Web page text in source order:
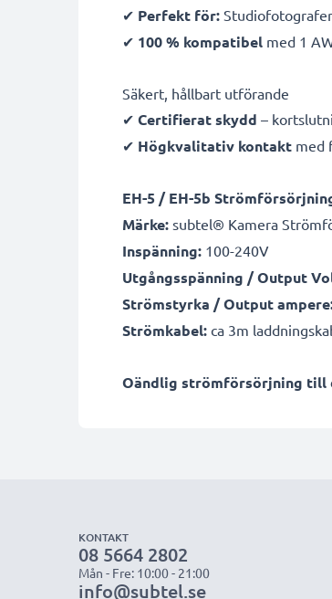
✔ Perfekt för:
✔ 100 % kompatibel med 1
Säkert, hållbart utförande
✔ Certifierat skydd –
✔ Högkvalitativ kontakt med
EH-5 / EH-5b
Märke: subtel® Kamera
Inspänning: 100-240V
Utgångsspänning / Output
Strömstyrka / Output
Strömkabel: ca 3m
Oändlig strömförsörjning till
KONTAKT
08 5664 2802
Mån - Fre: 10:00 - 21:00
info@subtel.se